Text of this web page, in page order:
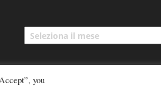
Archivi
you